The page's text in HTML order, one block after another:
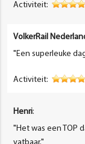
Activiteit:
VolkerRail
"Een superleuke
Activiteit:
Henri:
"Het was een TOP